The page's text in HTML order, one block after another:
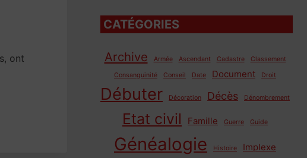
ont
CATÉGORIES
Archive Armée Ascendant Cadastre Classement
Consanguinité Conseil Date Document Droit
Débuter Décoration Décès Dénombrement
Etat civil Famille Guerre Guide
Généalogie Histoire Implexe